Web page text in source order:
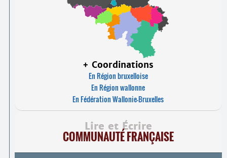
+ Coordinations
En Région bruxelloise
En Région wallonne
En Fédération Wallonie-Bruxelles
Lire et Écrire
COMMUNAUTÉ FRANÇAISE